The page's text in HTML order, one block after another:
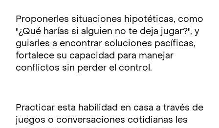
Proponerles situaciones hipotéticas, como
"¿Qué harías si alguien no te deja jugar?", y
guiarles a encontrar soluciones pacíficas,
fortalece su capacidad para manejar
conflictos sin perder el control.
Practicar esta habilidad en casa a través de
juegos o conversaciones cotidianas les